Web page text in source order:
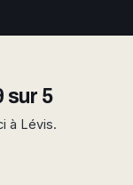
sur 5
à Lévis.